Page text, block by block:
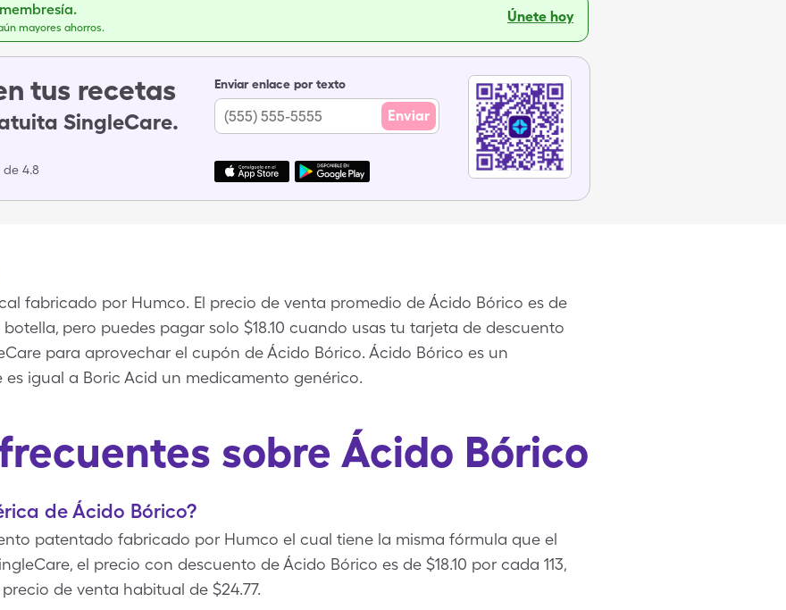
mayores ahorros.
Únete hoy
tus recetas
SingleCare.
4.8
Enviar enlace por texto
Enviar
fabricado por Humco. El precio de venta promedio de Ácido Bórico es de
botella, pero puedes pagar solo $18.10 cuando usas tu tarjeta de descuento
para aprovechar el cupón de Ácido Bórico. Ácido Bórico es un
igual a Boric Acid un medicamento genérico.
sobre Ácido Bórico
de Ácido Bórico?
patentado fabricado por Humco el cual tiene la misma fórmula que el
el precio con descuento de Ácido Bórico es de $18.10 por cada 113,
de venta habitual de $24.77.